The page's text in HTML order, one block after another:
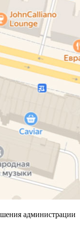
администрации